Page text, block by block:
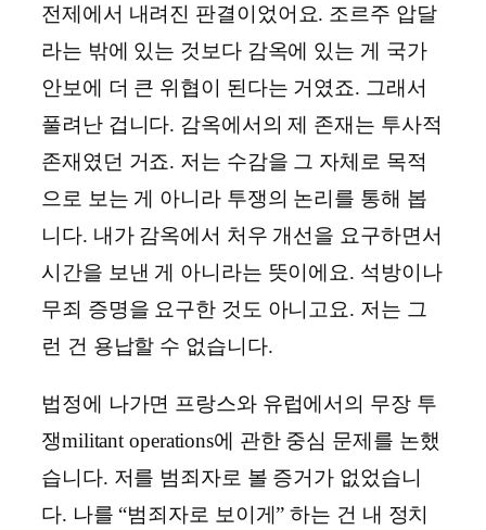
전제에서 내려진 판결이었어요. 조르주 압달
라는 밖에 있는 것보다 감옥에 있는 게 국가
안보에 더 큰 위협이 된다는 거였죠. 그래서
풀려난 겁니다. 감옥에서의 제 존재는 투사적
존재였던 거죠. 저는 수감을 그 자체로 목적
으로 보는 게 아니라 투쟁의 논리를 통해 봅
니다. 내가 감옥에서 처우 개선을 요구하면서
시간을 보낸 게 아니라는 뜻이에요. 석방이나
무죄 증명을 요구한 것도 아니고요. 저는 그
런 건 용납할 수 없습니다.
법정에 나가면 프랑스와 유럽에서의 무장 투
쟁militant operations에 관한 중심 문제를 논했
습니다. 저를 범죄자로 볼 증거가 없었습니
다. 나를 “범죄자로 보이게” 하는 건 내 정치